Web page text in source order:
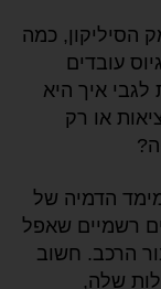
הסיליקון, כמה
עובדים
איך היא
או רק
הדמיה של
רשמיים שאפל
הרכב. חשוב
שלה,